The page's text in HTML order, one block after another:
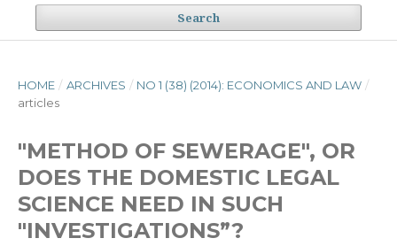
Search
HOME / ARCHIVES / NO 1 (38) (2014): ECONOMICS AND LAW /
articles
"METHOD OF SEWERAGE", OR
DOES THE DOMESTIC LEGAL
SCIENCE NEED IN SUCH
"INVESTIGATIONS”?